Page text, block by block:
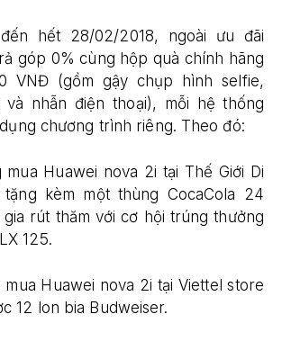
hết 28/02/2018, ngoài ưu đãi
góp 0% cùng hộp quà chính hãng
VNĐ (gồm gậy chụp hình selfie,
nhẫn điện thoại), mỗi hệ thống
chương trình riêng. Theo đó:
mua Huawei nova 2i tại Thế Giới Di
kèm một thùng CocaCola 24
gia rút thăm với cơ hội trúng thưởng
125.
mua Huawei nova 2i tại Viettel store
12 lon bia Budweiser.